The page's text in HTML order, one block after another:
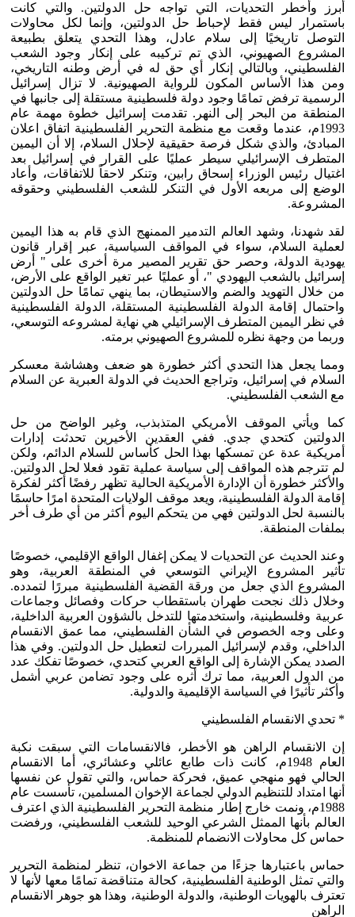
أبرز وأخطر التحديات، التي تواجه حل الدولتين. والتي كانت
باستمرار ليس فقط لإحباط حل الدولتين، وإنما لكل محاولات
التوصل تاريخيًا إلى سلام عادل، وهذا التحدي يتعلق بطبيعة
المشروع الصهيوني، الذي تم تركيبه على إنكار وجود الشعب
الفلسطيني، وبالتالي إنكار أي حق له في أرض وطنه التاريخي،
ومن هذا الأساس المكون للرواية الصهيونية. لا تزال إسرائيل
الرسمية ترفض تمامًا وجود دولة فلسطينية مستقلة إلى جانبها في
المنطقة من البحر إلى النهر. تقدمت إسرائيل خطوة مهمة عام
1993م، عندما وقعت مع منظمة التحرير الفلسطينية اتفاق اعلان
المبادئ، والذي شكل فرصة حقيقية لإحلال السلام، إلا أن اليمين
المتطرف الإسرائيلي سيطر عمليًا على القرار في إسرائيل بعد
اغتيال رئيس الوزراء إسحاق رابين، وتنكر لاحقاً للاتفاقات، وأعاد
الوضع إلى مربعه الأول في التنكر للشعب الفلسطيني وحقوقه
المشروعة.
لقد شهدنا، وشهد العالم التدمير الممنهج الذي قام به هذا اليمين
لعملية السلام، سواء في المواقف السياسية، عبر إقرار قانون
يهودية الدولة، وحصر حق تقرير المصير مرة أخرى على " أرض
إسرائيل بالشعب اليهودي "، أو عمليًا عبر تغير الواقع على الأرض،
من خلال التهويد والضم والاستيطان، بما ينهي تمامًا حل الدولتين
واحتمال إقامة الدولة الفلسطينية المستقلة، الدولة الفلسطينية
في نظر اليمين المتطرف الإسرائيلي هي نهاية لمشروعه التوسعي،
وربما من وجهة نظره للمشروع الصهيوني برمته.
ومما يجعل هذا التحدي أكثر خطورة هو ضعف وهشاشة معسكر
السلام في إسرائيل، وتراجع الحديث في الدولة العبرية عن السلام
مع الشعب الفلسطيني.
كما ويأتي الموقف الأمريكي المتذبذب، وغير الواضح من حل
الدولتين كتحدي جدي. ففي العقدين الأخيرين تحدثت إدارات
أمريكية عدة عن تمسكها بهذا الحل كأساس للسلام الدائم، ولكن
لم تترجم هذه المواقف إلى سياسة عملية تقود فعلا لحل الدولتين.
والأكثر خطورة أن الإدارة الأمريكية الحالية تظهر رفضًا أكثر لفكرة
إقامة الدولة الفلسطينية، ويعد موقف الولايات المتحدة امرًا حاسمًا
بالنسبة لحل الدولتين فهي من يتحكم اليوم أكثر من أي طرف أخر
بملفات المنطقة.
وعند الحديث عن التحديات لا يمكن إغفال الواقع الإقليمي، خصوصًا
تأثير المشروع الإيراني التوسعي في المنطقة العربية، وهو
المشروع الذي جعل من ورقة القضية الفلسطينية مبررًا لتمدده.
وخلال ذلك نجحت طهران باستقطاب حركات وفصائل وجماعات
عربية وفلسطينية، واستخدمتها للتدخل بالشؤون العربية الداخلية،
وعلى وجه الخصوص في الشأن الفلسطيني، مما عمق الانقسام
الداخلي، وقدم لإسرائيل المبررات لتعطيل حل الدولتين. وفي هذا
الصدد يمكن الإشارة إلى الواقع العربي كتحدي، خصوصًا تفكك عدد
من الدول العربية، مما ترك أثره على وجود تضامن عربي أشمل
وأكثر تأثيرًا في السياسة الإقليمية والدولية.
* تحدي الانقسام الفلسطيني
إن الانقسام الراهن هو الأخطر، فالانقسامات التي سبقت نكبة
العام 1948م، كانت ذات طابع عائلي وعشائري، أما الانقسام
الحالي فهو منهجي عميق، فحركة حماس، والتي تقول عن نفسها
أنها امتداد للتنظيم الدولي لجماعة الإخوان المسلمين، تأسست عام
1988م، ونمت خارج إطار منظمة التحرير الفلسطينية الذي اعترف
العالم بأنها الممثل الشرعي الوحيد للشعب الفلسطيني، ورفضت
حماس كل محاولات الانضمام للمنظمة.
حماس باعتبارها جزءًا من جماعة الاخوان، تنظر لمنظمة التحرير
والتي تمثل الوطنية الفلسطينية، كحالة متناقضة تمامًا معها لأنها لا
تعترف بالهويات الوطنية، والدولة الوطنية، وهذا هو جوهر الانقسام
الراهن